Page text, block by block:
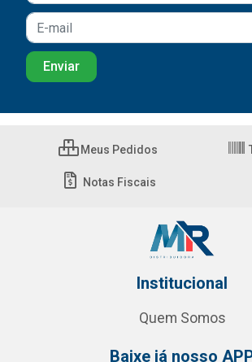
Meus Pedidos
Notas Fiscais
Institucional
Quem Somos
Baixe já nosso